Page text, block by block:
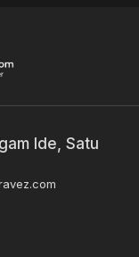
Ide, Satu